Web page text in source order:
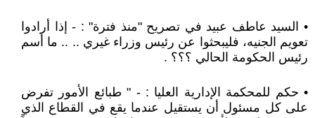
• السيد عاطف عبيد في تصريح "منذ فترة" : - إذا أرادوا
تعويم الجنيه، فليبحثوا عن رئيس وزراء غيري .. .. ما أسم
رئيس الحكومة الحالي ؟؟؟ .
• حكم للمحكمة الإدارية العليا : - " طبائع الأمور تفرض
على كل مسئول أن يستقيل عندما يقع في القطاع الذي